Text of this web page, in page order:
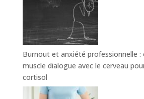
Burnout et anxiété professionnelle :
muscle dialogue avec le cerveau
cortisol